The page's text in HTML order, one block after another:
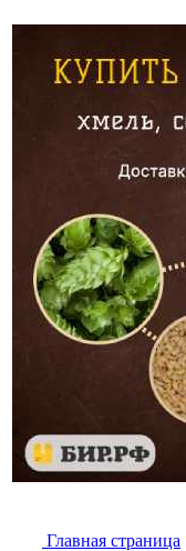
Главная страница